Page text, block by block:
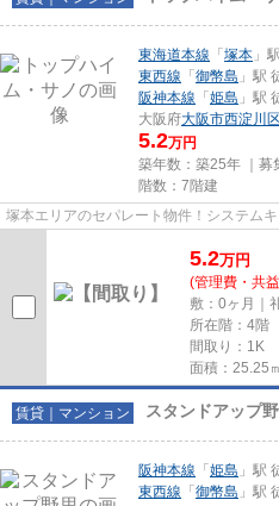
東海道本線 「 塚本 」
東西線 「 御幣島 」駅
阪神本線 「 姫島 」駅
大阪府大阪市西淀川区
5.2万円
築年数：築25年 ｜募
階数：7階建
塚本エリアのセパレート物件！システム
5.2万円
(管理費・共
敷：0ヶ月｜
所在階：4階
間取り：1K
面積：25.25
賃貸｜マンション スタンドアップ
阪神本線 「 姫島 」駅
東西線 「 御幣島 」駅